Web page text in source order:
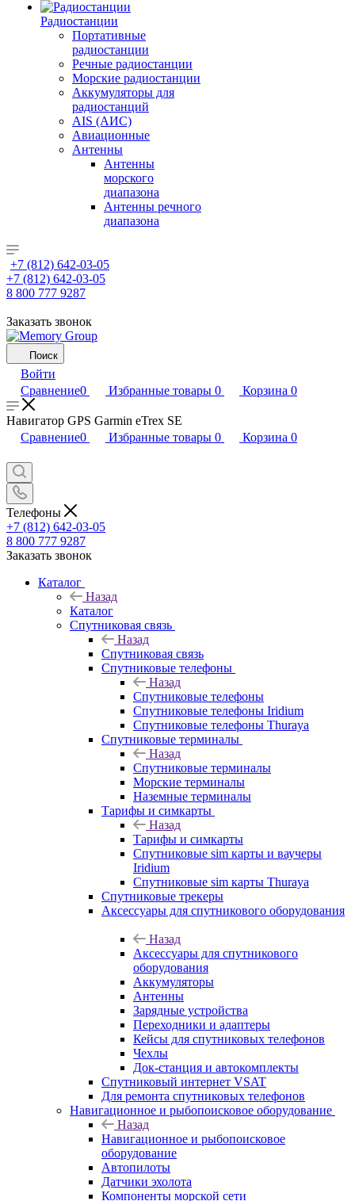
Радиостанции
Портативные
радиостанции
Речные радиостанции
Морские радиостанции
Аккумуляторы для
радиостанций
AIS (АИС)
Авиационные
Антенны
Антенны
морского
диапазона
Антенны речного
диапазона
+7 (812) 642-03-05
+7 (812) 642-03-05
8 800 777 9287
Заказать звонок
Поиск
Войти
Сравнение0 Избранные товары 0 Корзина 0
Навигатор GPS Garmin eTrex SE
Сравнение0 Избранные товары 0 Корзина 0
Телефоны
+7 (812) 642-03-05
8 800 777 9287
Заказать звонок
Каталог
Назад
Каталог
Спутниковая связь
Назад
Спутниковая связь
Спутниковые телефоны
Назад
Спутниковые телефоны
Спутниковые телефоны Iridium
Спутниковые телефоны Thuraya
Спутниковые терминалы
Назад
Спутниковые терминалы
Морские терминалы
Наземные терминалы
Тарифы и симкарты
Назад
Тарифы и симкарты
Спутниковые sim карты и ваучеры
Iridium
Спутниковые sim карты Thuraya
Спутниковые трекеры
Аксессуары для спутникового оборудования
Назад
Аксессуары для спутникового
оборудования
Аккумуляторы
Антенны
Зарядные устройства
Переходники и адаптеры
Кейсы для спутниковых телефонов
Чехлы
Док-станция и автокомплекты
Спутниковый интернет VSAT
Для ремонта спутниковых телефонов
Навигационное и рыбопоисковое оборудование
Назад
Навигационное и рыбопоисковое
оборудование
Автопилоты
Датчики эхолота
Компоненты морской сети